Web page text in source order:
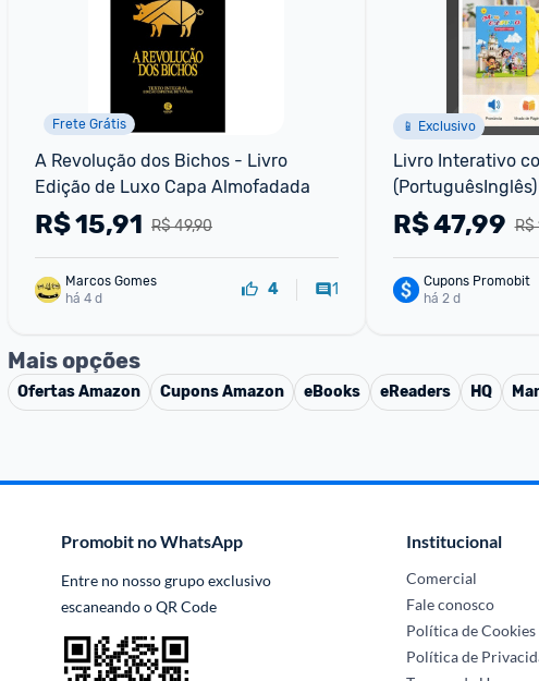
Frete Grátis
A Revolução dos Bichos - Livro
Edição de Luxo Capa Almofadada
R$ 49,90
R$15,91
Marcos Gomes
há 4 d
4 1
📱 Exclusivo
Livro Interativo
R$
R$47,99
Cupons Promobit
há 2 d
Mais opções
OfertasAmazon CuponsAmazon eBooks eReaders HQ
Promobit no WhatsApp
Entre no nosso grupo exclusivo
escaneando o QR Code
Institucional
Comercial
Fale conosco
Política de Cookies
Política de